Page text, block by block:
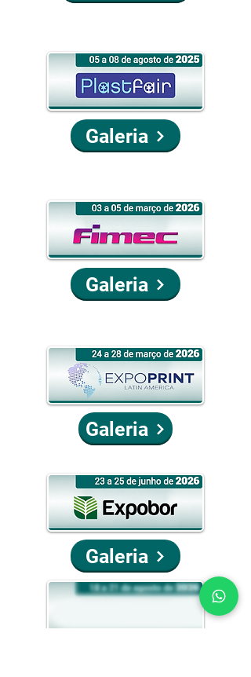
Galeria
Galeria
Galeria
Galeria